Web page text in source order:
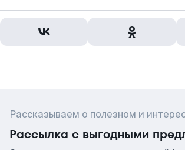
Рассказываем о полезном и
Рассылка с выгодными